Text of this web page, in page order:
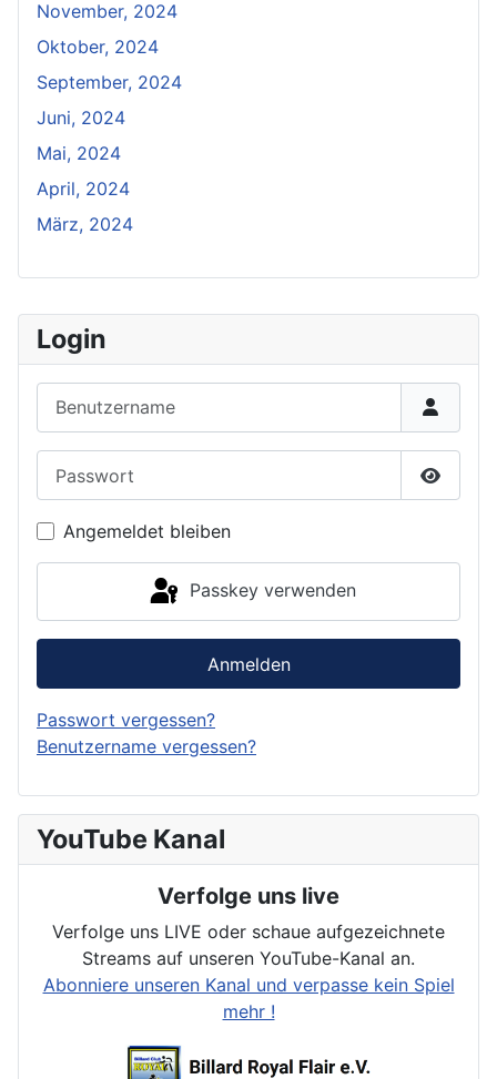
Login
Angemeldet bleiben
Passkey verwenden
Anmelden
Passwort vergessen?
Benutzername vergessen?
YouTube Kanal
Verfolge uns live
Verfolge uns LIVE oder schaue aufgezeichnete
Streams auf unseren YouTube-Kanal an.
Abonniere unseren Kanal und verpasse kein Spiel
mehr !
November, 2024
Oktober, 2024
September, 2024
Juni, 2024
Mai, 2024
April, 2024
März, 2024